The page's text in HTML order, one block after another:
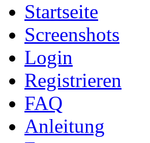
Startseite
Screenshots
Login
Registrieren
FAQ
Anleitung